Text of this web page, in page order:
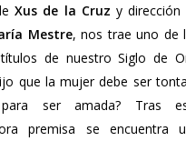
Xus de la Cruz y dirección
Mestre, nos trae uno de
de nuestro Siglo de
que la mujer debe ser
ser amada? Tras
premisa se encuentra